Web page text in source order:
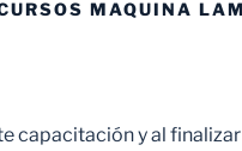
MAQUINA
capacitación y al